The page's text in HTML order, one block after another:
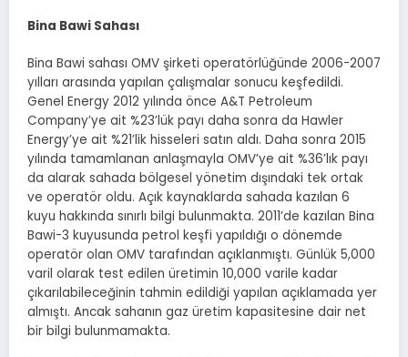
Bina Bawi Sahası
Bina Bawi sahası OMV şirketi operatörlüğünde 2006-2007
yılları arasında yapılan çalışmalar sonucu keşfedildi.
Genel Energy 2012 yılında önce A&T Petroleum
Company’ye ait %23’lük payı daha sonra da Hawler
Energy’ye ait %21’lik hisseleri satın aldı. Daha sonra 2015
yılında tamamlanan anlaşmayla OMV’ye ait %36’lık payı
da alarak sahada bölgesel yönetim dışındaki tek ortak
ve operatör oldu. Açık kaynaklarda sahada kazılan 6
kuyu hakkında sınırlı bilgi bulunmakta. 2011’de kazılan Bina
Bawi-3 kuyusunda petrol keşfi yapıldığı o dönemde
operatör olan OMV tarafından açıklanmıştı. Günlük 5,000
varil olarak test edilen üretimin 10,000 varile kadar
çıkarılabileceğinin tahmin edildiği yapılan açıklamada yer
almıştı. Ancak sahanın gaz üretim kapasitesine dair net
bir bilgi bulunmamakta.